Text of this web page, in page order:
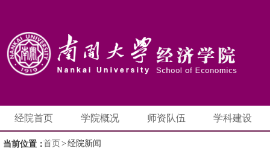
经院首页 学院概况 师资队伍 学科建设
当前位置：首页 > 经院新闻